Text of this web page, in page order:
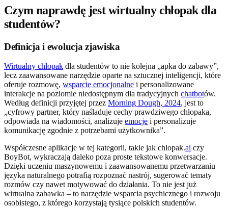
Czym naprawdę jest wirtualny chłopak dla
studentów?
Definicja i ewolucja zjawiska
Wirtualny chłopak dla studentów to nie kolejna „apka do zabawy”,
lecz zaawansowane narzędzie oparte na sztucznej inteligencji, które
oferuje rozmowę, wsparcie emocjonalne i personalizowane
interakcje na poziomie niedostępnym dla tradycyjnych chatbotów.
Według definicji przyjętej przez Morning Dough, 2024, jest to
„cyfrowy partner, który naśladuje cechy prawdziwego chłopaka,
odpowiada na wiadomości, analizuje emocje i personalizuje
komunikację zgodnie z potrzebami użytkownika”.
Współczesne aplikacje w tej kategorii, takie jak chlopak.ai czy
BoyBot, wykraczają daleko poza proste tekstowe konwersacje.
Dzięki uczeniu maszynowemu i zaawansowanemu przetwarzaniu
języka naturalnego potrafią rozpoznać nastrój, sugerować tematy
rozmów czy nawet motywować do działania. To nie jest już
wirtualna zabawka – to narzędzie wsparcia psychicznego i rozwoju
osobistego, z którego korzystają tysiące polskich studentów.